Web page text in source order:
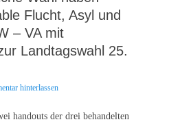
Flucht, Asyl und
– VA mit
Landtagswahl 25.
hinterlassen
handouts der drei behandelten